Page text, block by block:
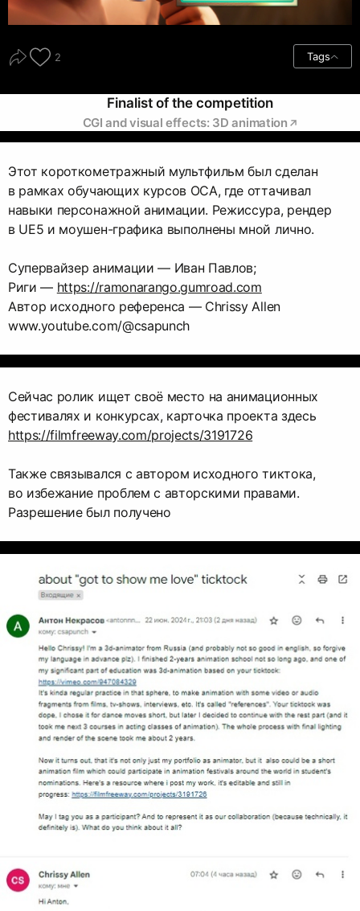
2 Tags
Finalist of the competition
CGI and visual effects: 3D animation
Этот короткометражный мультфильм был сделан
в рамках обучающих курсов ОСА, где оттачивал
навыки персонажной анимации. Режиссура, рендер
в UE5 и моушен-графика выполнены мной лично.
Супервайзер анимации — Иван Павлов;
Риги — https://ramonarango.gumroad.com
Автор исходного референса — Chrissy Allen
www.youtube.com/@csapunch
Сейчас ролик ищет своё место на анимационных
https://filmfreeway.com/projects/3191726
Также связывался с автором исходного тиктока,
во избежание проблем с авторскими правами.
Разрешение был получено